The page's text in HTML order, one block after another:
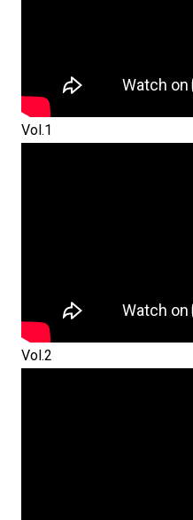
Vol.1
Vol.2